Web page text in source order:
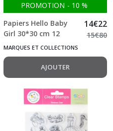
PROMOTION - 10 %
Papiers Hello Baby
Girl 30*30 cm 12
feuilles + 1 planche
14€22
15€80
MARQUES ET COLLECTIONS
AJOUTER